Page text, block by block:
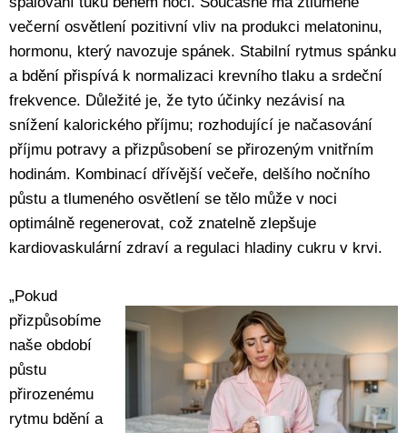
večerní osvětlení pozitivní vliv na produkci melatoninu,
hormonu, který navozuje spánek. Stabilní rytmus spánku
a bdění přispívá k normalizaci krevního tlaku a srdeční
frekvence. Důležité je, že tyto účinky nezávisí na
snížení kalorického příjmu; rozhodující je načasování
příjmu potravy a přizpůsobení se přirozeným vnitřním
hodinám. Kombinací dřívější večeře, delšího nočního
půstu a tlumeného osvětlení se tělo může v noci
optimálně regenerovat, což znatelně zlepšuje
kardiovaskulární zdraví a regulaci hladiny cukru v krvi.
„Pokud
přizpůsobíme
naše období
půstu
přirozenému
rytmu bdění a